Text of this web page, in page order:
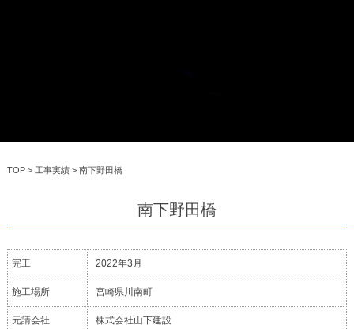
TOP> 工事実績> 南下野田橋
南下野田橋
完工 2022年3月
施工場所 宮崎県川南町
元請会社 株式会社山下建設